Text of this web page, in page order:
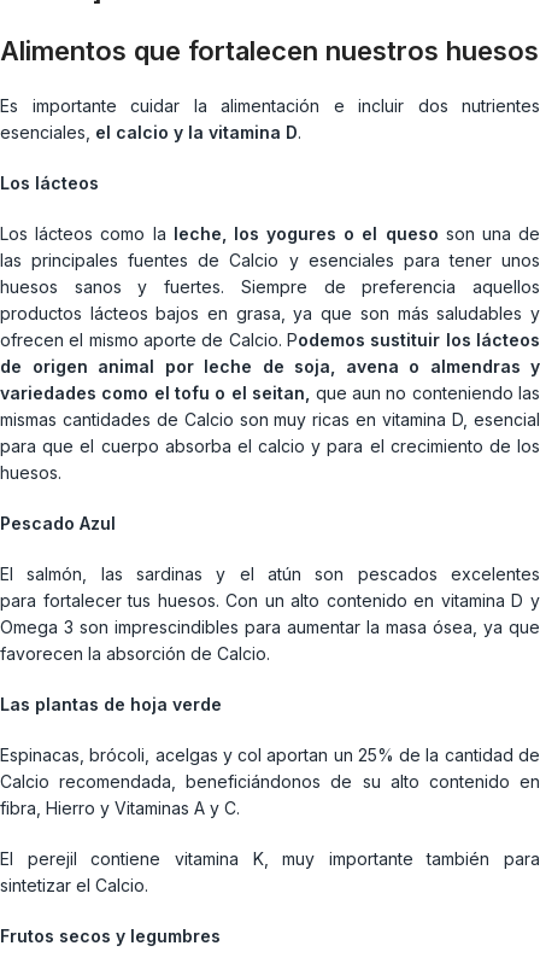
Alimentos que fortalecen nuestros huesos
Es importante cuidar la alimentación e incluir dos nutrientes
esenciales, el calcio y la vitamina D.
Los lácteos
Los lácteos como la leche, los yogures o el queso son una de
las principales fuentes de Calcio y esenciales para tener unos
huesos sanos y fuertes. Siempre de preferencia aquellos
productos lácteos bajos en grasa, ya que son más saludables y
ofrecen el mismo aporte de Calcio. Podemos sustituir los lácteos
de origen animal por leche de soja, avena o almendras y
variedades como el tofu o el seitan, que aun no conteniendo las
mismas cantidades de Calcio son muy ricas en vitamina D, esencial
para que el cuerpo absorba el calcio y para el crecimiento de los
huesos.
Pescado Azul
El salmón, las sardinas y el atún son pescados excelentes
para fortalecer tus huesos. Con un alto contenido en vitamina D y
Omega 3 son imprescindibles para aumentar la masa ósea, ya que
favorecen la absorción de Calcio.
Las plantas de hoja verde
Espinacas, brócoli, acelgas y col aportan un 25% de la cantidad de
Calcio recomendada, beneficiándonos de su alto contenido en
fibra, Hierro y Vitaminas A y C.
El perejil contiene vitamina K, muy importante también para
sintetizar el Calcio.
Frutos secos y legumbres